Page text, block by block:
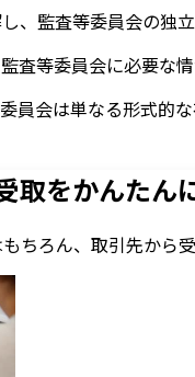
、監査等委員会の独
査等委員会に必要な
員会は単なる形式的
取をかんたん
ちろん、 取引先から